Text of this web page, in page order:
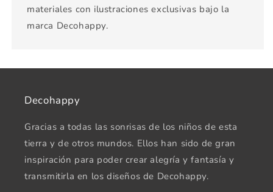
materiales con ilustraciones exclusivas bajo la
marca Decohappy.
Decohappy
Gracias a todas las sonrisas de los niños de esta
tierra y de otros mundos. Ellos han sido de gran
inspiración para poder crear alegría y fantasía y
transmitirla en los diseños de Decohappy.